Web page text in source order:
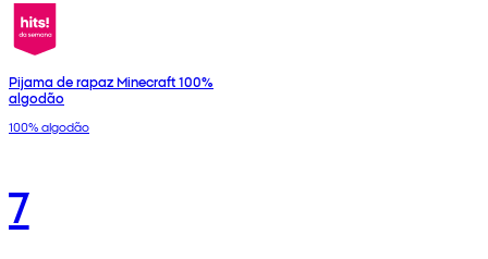
Pijama de rapaz Minecraft 100%
algodão
100% algodão
7